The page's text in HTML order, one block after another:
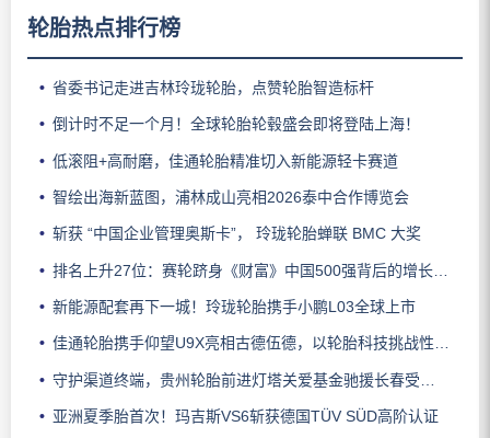
轮胎热点排行榜
省委书记走进吉林玲珑轮胎，点赞轮胎智造标杆
倒计时不足一个月！全球轮胎轮毂盛会即将登陆上海！
低滚阻+高耐磨，佳通轮胎精准切入新能源轻卡赛道
智绘出海新蓝图，浦林成山亮相2026泰中合作博览会
斩获 “中国企业管理奥斯卡”， 玲珑轮胎蝉联 BMC 大奖
排名上升27位：赛轮跻身《财富》中国500强背后的增长逻辑
新能源配套再下一城！玲珑轮胎携手小鹏L03全球上市
佳通轮胎携手仰望U9X亮相古德伍德，以轮胎科技挑战性能边界
守护渠道终端，贵州轮胎前进灯塔关爱基金驰援长春受灾门店
亚洲夏季胎首次！玛吉斯VS6斩获德国TÜV SÜD高阶认证